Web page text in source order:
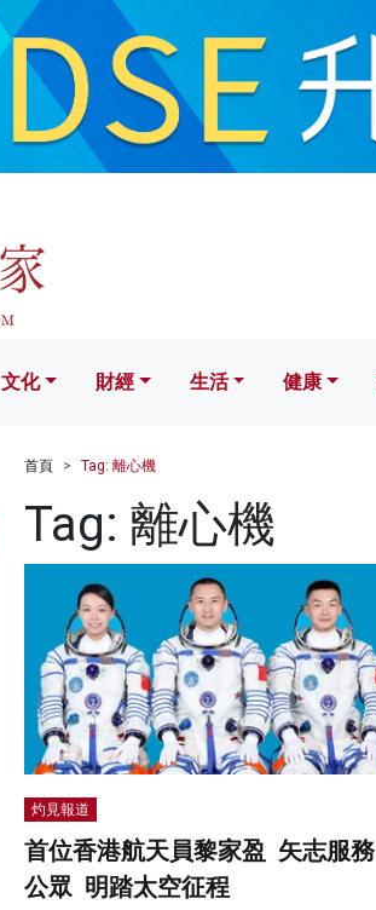
財經 生活 健康
文化 財經 生活 健康
首頁 Tag: 離心機
Tag: 離心機
灼見報道
首位香港航天員黎家盈 矢志服務
公眾 明踏太空征程